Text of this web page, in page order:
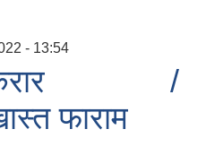
- 13:54
/
फाराम